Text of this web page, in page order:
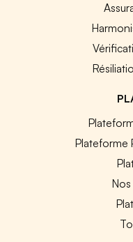
Plateforme
Nos